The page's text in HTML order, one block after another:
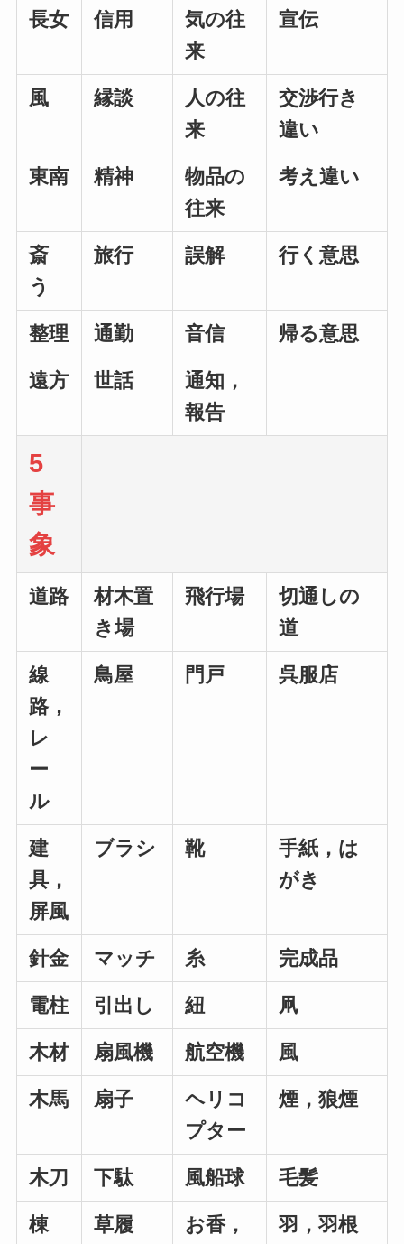
長女 信用
気の往
来
宣伝
風 縁談
人の往
来
交渉行き
違い
東南 精神
物品の
往来
考え違い
斎
う
旅行 誤解 行く意思
整理 通勤 音信 帰る意思
遠方 世話
通知，
報告
5
事
象
道路
材木置
き場
飛行場
切通しの
道
線
路，
レ
ー
ル
鳥屋 門戸 呉服店
建
具，
屏風
ブラシ 靴
手紙，は
がき
針金 マッチ 糸 完成品
電柱 引出し 紐 凧
木材 扇風機 航空機 風
木馬 扇子
ヘリコ
プター
煙，狼煙
木刀 下駄 風船球 毛髪
棟 草履
お香，
羽，羽根